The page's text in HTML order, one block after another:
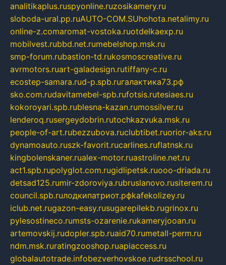
analitikaplus.ruspyonline.ruzosikamery.ru
sloboda-ural.pp.ruAUTO-COM.SUhohota.netalimy.ru
online-z.comaromat-vostoka.ruotdelkaexp.ru
mobilvest.rubbd.net.rumebelshop.msk.ru
smp-forum.rubastion-td.rukosmoscreative.ru
avrmotors.ruart-galadesign.rutiffany-c.ru
ecostep-samara.rud-p.spb.ruгалактика73.рф
sko.com.rudavitamebel-spb.rufotsis.rutesiaes.ru
kokoroyari.spb.rublesna-kazan.rumossilver.ru
lenderoq.rusergeydobrin.rutochkazvuka.msk.ru
people-of-art.rubezzubova.ruclubtibet.ruorior-aks.ru
dynamoauto.ruszk-favorit.rucarlines.ruflatnsk.ru
kingbolenskaner.rualex-motor.ruastroline.net.ru
act1.spb.rupolyglot.com.rugidlipetsk.ruooo-driada.ru
detsad125.rumir-zdoroviya.rubruslanovo.rusiterem.ru
council.spb.ruлодкипатриот.рфkafekolizey.ru
iclub.net.rugazon-easy.rusugarepilekb.rugrinox.ru
pylesostineco.rumsts-ozarenie.rukameryjooan.ru
artemovskij.rudopler.spb.ruaid70.rumetall-perm.ru
ndm.msk.ruratingzooshop.ruapiaccess.ru
globalautotrade.infobezverhovskoe.rudrsschool.ru